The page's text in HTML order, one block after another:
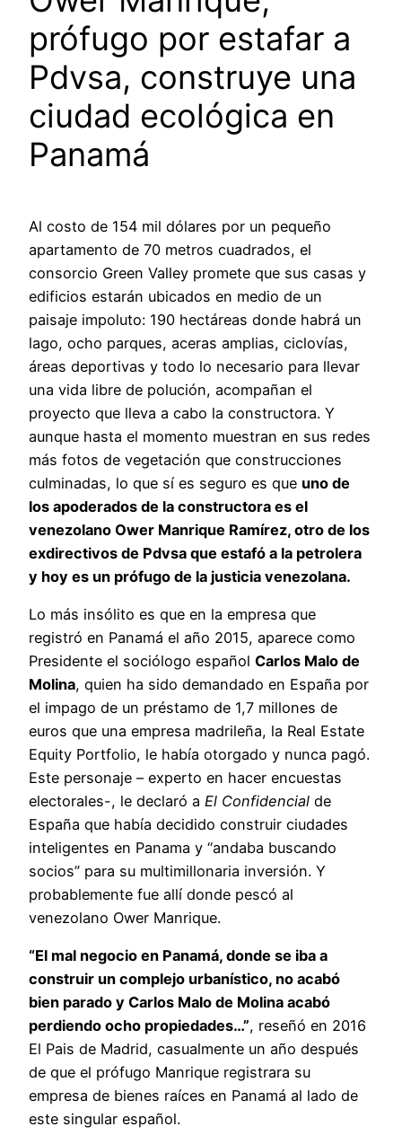
prófugo por estafar a
Pdvsa, construye una
ciudad ecológica en
Panamá
Al costo de 154 mil dólares por un pequeño
apartamento de 70 metros cuadrados, el
consorcio Green Valley promete que sus casas y
edificios estarán ubicados en medio de un
paisaje impoluto: 190 hectáreas donde habrá un
lago, ocho parques, aceras amplias, ciclovías,
áreas deportivas y todo lo necesario para llevar
una vida libre de polución, acompañan el
proyecto que lleva a cabo la constructora. Y
aunque hasta el momento muestran en sus redes
más fotos de vegetación que construcciones
culminadas, lo que sí es seguro es que uno de
los apoderados de la constructora es el
venezolano Ower Manrique Ramírez, otro de los
exdirectivos de Pdvsa que estafó a la petrolera
y hoy es un prófugo de la justicia venezolana.
Lo más insólito es que en la empresa que
registró en Panamá el año 2015, aparece como
Presidente el sociólogo español Carlos Malo de
Molina, quien ha sido demandado en España por
el impago de un préstamo de 1,7 millones de
euros que una empresa madrileña, la Real Estate
Equity Portfolio, le había otorgado y nunca pagó.
Este personaje – experto en hacer encuestas
electorales-, le declaró a El Confidencial de
España que había decidido construir ciudades
inteligentes en Panama y “andaba buscando
socios” para su multimillonaria inversión. Y
probablemente fue allí donde pescó al
venezolano Ower Manrique.
“El mal negocio en Panamá, donde se iba a
construir un complejo urbanístico, no acabó
bien parado y Carlos Malo de Molina acabó
perdiendo ocho propiedades…”, reseñó en 2016
El Pais de Madrid, casualmente un año después
de que el prófugo Manrique registrara su
empresa de bienes raíces en Panamá al lado de
este singular español.